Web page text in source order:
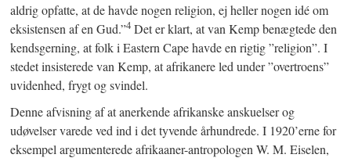
aldrig opfatte, at de havde nogen religion, ej heller nogen idé om
eksistensen af en Gud.”4 Det er klart, at van Kemp benægtede den
kendsgerning, at folk i Eastern Cape havde en rigtig ”religion”. I
stedet insisterede van Kemp, at afrikanere led under ”overtroens”
uvidenhed, frygt og svindel.
Denne afvisning af at anerkende afrikanske anskuelser og
udøvelser varede ved ind i det tyvende århundrede. I 1920’erne for
eksempel argumenterede afrikaaner-antropologen W. M. Eiselen,